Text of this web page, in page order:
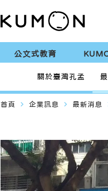
公文式教育
關於臺灣孔孟
首頁 navigate_next 企業訊息 navigate_next 最新消息